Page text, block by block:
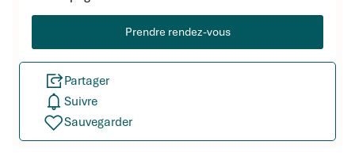
Prendre rendez-vous
Partager
Suivre
Sauvegarder